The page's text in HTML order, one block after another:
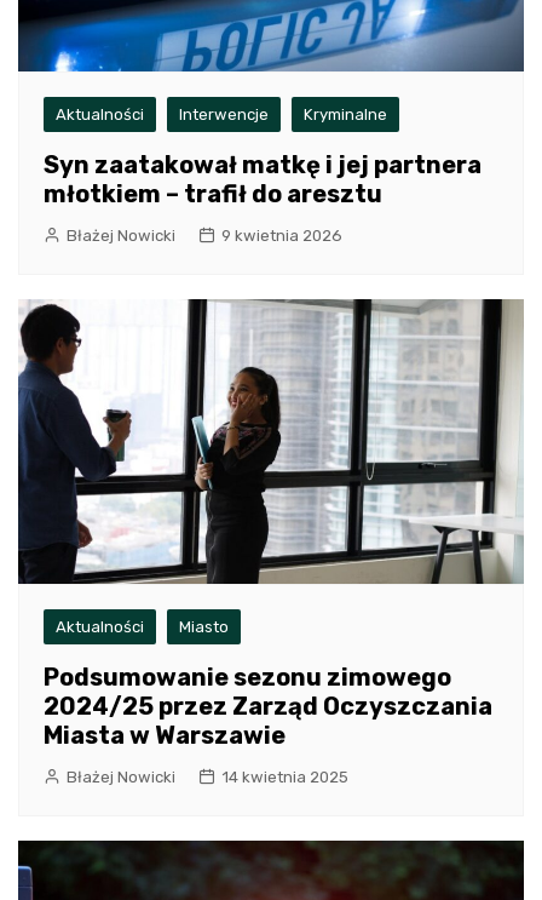
Aktualności Interwencje Kryminalne
Syn zaatakował matkę i jej partnera
młotkiem – trafił do aresztu
Błażej Nowicki 9 kwietnia 2026
Aktualności Miasto
Podsumowanie sezonu zimowego
2024/25 przez Zarząd Oczyszczania
Miasta w Warszawie
Błażej Nowicki 14 kwietnia 2025